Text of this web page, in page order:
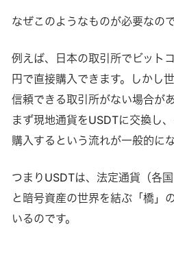
なぜこのようなものが必要なの
例えば、日本の取引所でビット
円で直接購入できます。しかし
信頼できる取引所がない場合が
まず現地通貨をUSDTに交換し
購入するという流れが一般的に
つまりUSDTは、法定通貨（各
と暗号資産の世界を結ぶ「橋」
いるのです。